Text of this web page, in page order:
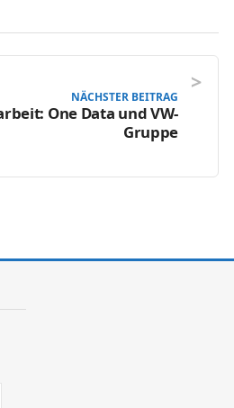
NÄCHSTER BEITRAG
One Data und VW-
Gruppe